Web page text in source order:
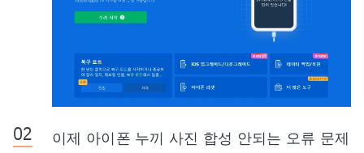
이제 아이폰 누끼 사진 합성 안되는 오류 문제